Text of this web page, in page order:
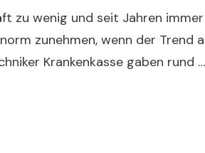
zu wenig und seit Jahren
zunehmen, wenn der Trend
Krankenkasse gaben rund …